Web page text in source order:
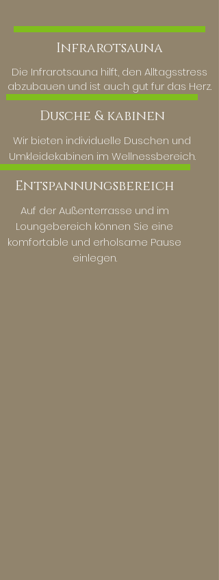
Infrarotsauna
Die Infrarotsauna hilft, den Alltagsstress
abzubauen und ist auch gut fur das Herz.
Dusche & kabinen
Wir bieten individuelle Duschen und
Umkleidekabinen im Wellnessbereich.
Entspannungsbereich
Auf der Außenterrasse und im
Loungebereich können Sie eine
komfortable und erholsame Pause
einlegen.